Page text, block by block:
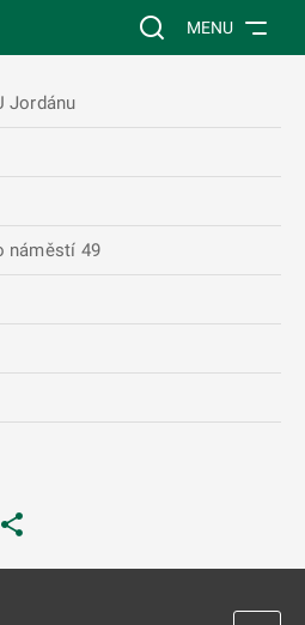
Vyhledávání na
MENU
Jordánu
náměstí 49
kartě
na nové kartě
otevře na nové kartě